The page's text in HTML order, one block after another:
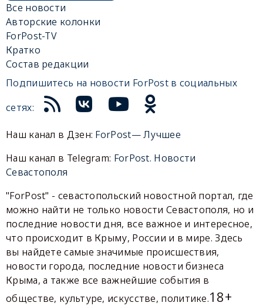
Все новости
Авторские колонки
ForPost-TV
Кратко
Состав редакции
Подпишитесь на новости ForPost в социальных
сетях:
Наш канал в Дзен: ForPost— Лучшее
Наш канал в Telegram: ForPost. Новости
Севастополя
"ForPost" - севастопольский новостной портал, где
можно найти не только новости Севастополя, но и
последние новости дня, все важное и интересное,
что происходит в Крыму, России и в мире. Здесь
вы найдете самые значимые происшествия,
новости города, последние новости бизнеса
Крыма, а также все важнейшие события в
обществе, культуре, искусстве, политике.18+